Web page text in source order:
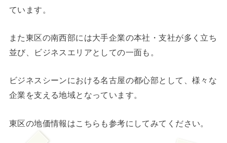
ています。
また東区の南西部には大手企業の本社・支社が多く立ち
並び、ビジネスエリアとしての一面も。
ビジネスシーンにおける名古屋の都心部として、様々な
企業を支える地域となっています。
東区の地価情報はこちらも参考にしてみてください。